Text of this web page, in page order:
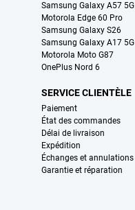
Samsung Galaxy A57 5G
Motorola Edge 60 Pro
Samsung Galaxy S26
Samsung Galaxy A17 5G
Motorola Moto G87
OnePlus Nord 6
SERVICE CLIENTÈLE
Paiement
État des commandes
Délai de livraison
Expédition
Échanges et annulations
Garantie et réparation